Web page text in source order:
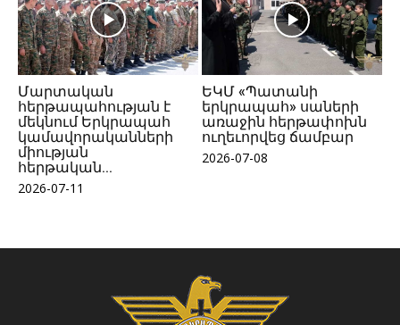
Մարտական
հերթապահության է
մեկնում Երկրապահ
կամավորականների
միության
հերթական...
2026-07-11
ԵԿՄ «Պատանի
երկրապահ» սաների
առաջին հերթափոխն
ուղեւորվեց ճամբար
2026-07-08